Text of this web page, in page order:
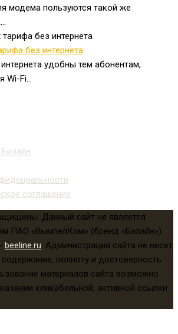
модема пользуются такой же
без интернета
удобны тем абонентам,
Wi-Fi...
соглашение
Данный сайт не является
ПАО «ВымпелКом» (бренд «Билайн»).
beeline.ru. Администрация сайта не несет
содержание, полноту и достоверность
материалов сайта возможно
кликабельной, активной ссылки